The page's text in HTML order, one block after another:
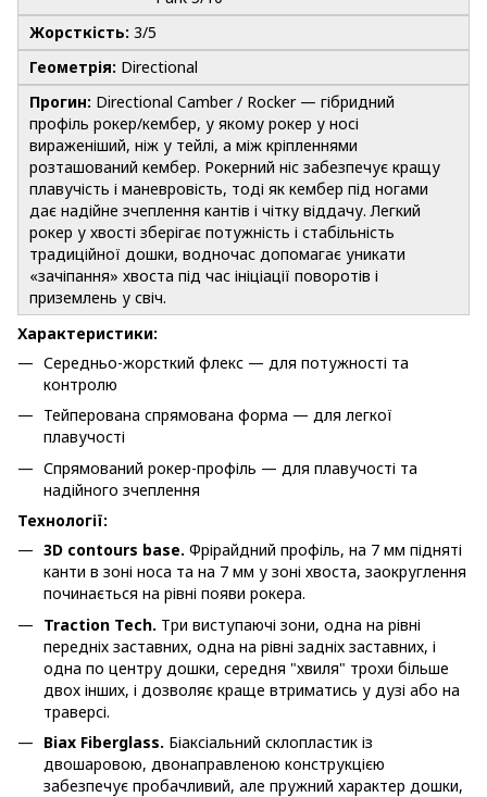
Жорсткість: 3/5
Геометрія: Directional
Прогин: Directional Camber / Rocker — гібридний
профіль рокер/кембер, у якому рокер у носі
вираженіший, ніж у тейлі, а між кріпленнями
розташований кембер. Рокерний ніс забезпечує кращу
плавучість і маневровість, тоді як кембер під ногами
дає надійне зчеплення кантів і чітку віддачу. Легкий
рокер у хвості зберігає потужність і стабільність
традиційної дошки, водночас допомагає уникати
«зачіпання» хвоста під час ініціації поворотів і
приземлень у свіч.
Характеристики:
Середньо-жорсткий флекс — для потужності та
контролю
Тейперована спрямована форма — для легкої
плавучості
Спрямований рокер-профіль — для плавучості та
надійного зчеплення
Технології:
3D contours base. Фрірайдний профіль, на 7 мм підняті
канти в зоні носа та на 7 мм у зоні хвоста, заокруглення
починається на рівні появи рокера.
Traction Tech. Три виступаючі зони, одна на рівні
передніх заставних, одна на рівні задніх заставних, і
одна по центру дошки, середня "хвиля" трохи більше
двох інших, і дозволяє краще втриматись у дузі або на
траверсі.
Biax Fiberglass. Біаксіальний склопластик із
двошаровою, двонаправленою конструкцією
забезпечує пробачливий, але пружний характер дошки,